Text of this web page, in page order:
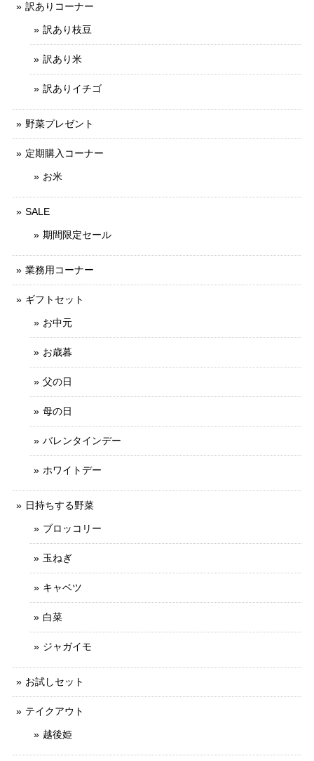
訳ありコーナー
訳あり枝豆
訳あり米
訳ありイチゴ
野菜プレゼント
定期購入コーナー
お米
SALE
期間限定セール
業務用コーナー
ギフトセット
お中元
お歳暮
父の日
母の日
バレンタインデー
ホワイトデー
日持ちする野菜
ブロッコリー
玉ねぎ
キャベツ
白菜
ジャガイモ
お試しセット
テイクアウト
越後姫